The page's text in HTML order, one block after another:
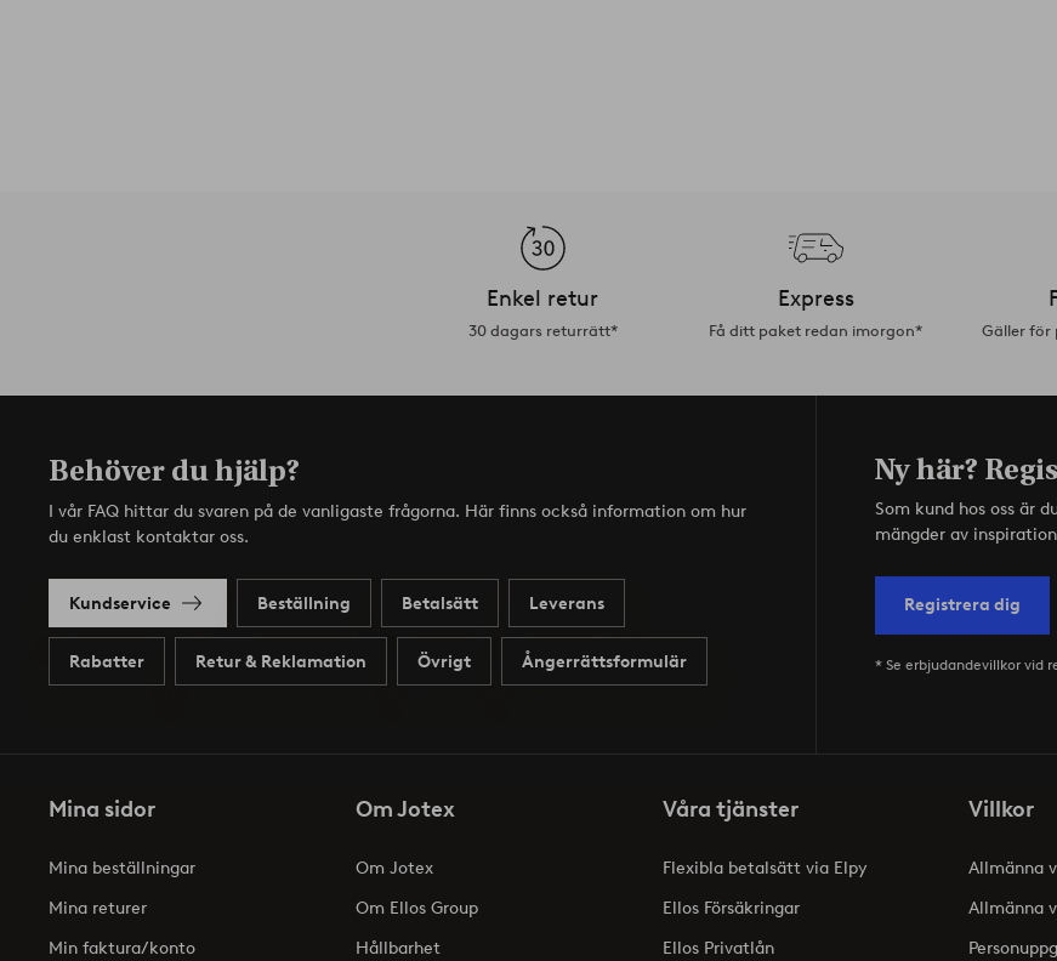
Enkel retur
30 dagars returrätt*
Express
Få ditt paket redan imorgon*
Gäller för
Behöver du hjälp?
I vår FAQ hittar du svaren på de vanligaste frågorna. Här finns också information om hur
du enklast kontaktar oss.
Kundservice Beställning Betalsätt Leverans
Rabatter Retur & Reklamation Övrigt Ångerrättsformulär
Ny här?
Som kund hos oss är
mängder av
Registrera dig
* Se erbjudandevillkor vid
Mina sidor
Mina beställningar
Mina returer
Min faktura/konto
Om Jotex
Om Jotex
Om Ellos Group
Hållbarhet
Våra tjänster
Flexibla betalsätt via Elpy
Ellos Försäkringar
Ellos Privatlån
Villkor
Allmänna
Allmänna